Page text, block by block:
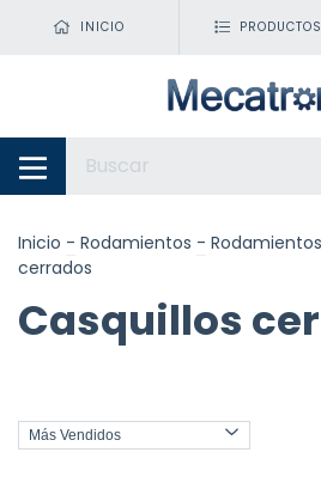
INICIO PRODUCTOS
Inicio - Rodamientos -
cerrados
Casquillos